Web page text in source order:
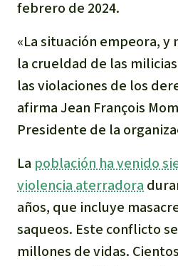
febrero de 2024.
«La situación empeora,
la crueldad de las
las violaciones de los
afirma Jean François
Presidente de la
La población ha venido
violencia aterradora
años, que incluye
saqueos. Este conflicto
millones de vidas.